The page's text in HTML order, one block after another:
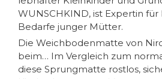
WUNSCHKIND, ist Expertin
Bedarfe junger Mütter.
Die Weichbodenmatte von
beim… Im Vergleich zum
diese Sprungmatte rostlos,